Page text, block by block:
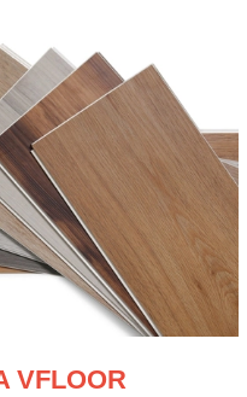
VFLOOR